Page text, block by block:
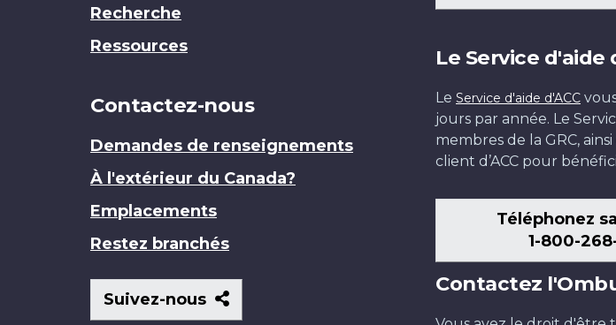
Recherche
Ressources
Contactez-nous
Demandes de renseignements
À l'extérieur du Canada?
Emplacements
Restez branchés
Suivez-nous
Suivez-
nous
Le Service d'aide
Le Service d'aide d'ACC
jours par année. Le
membres de la GRC,
client d’ACC pour
Téléphonez
1-800-
Contactez